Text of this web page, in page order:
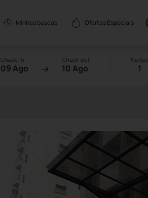
Minhas buscas Ofertas Especiais
Check-in
09 Ago
Check-out
10 Ago
Noites
1